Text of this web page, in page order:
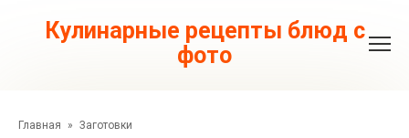
контентуКулинарные рецепты блюд с
фото
Главная » Заготовки